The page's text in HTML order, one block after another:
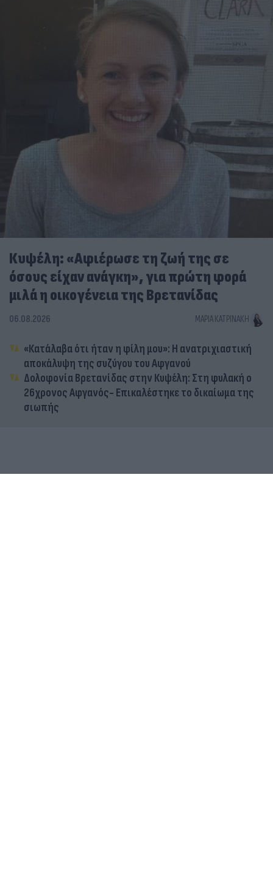
Κυψέλη: «Αφιέρωσε τη ζωή της σε
όσους είχαν ανάγκη», για πρώτη φορά
μιλά η οικογένεια της Βρετανίδας
06.08.2026 ΜΑΡΊΑ ΚΑΤΡΙΝΆΚΗ
«Κατάλαβα ότι ήταν η φίλη μου»: Η ανατριχιαστική
αποκάλυψη της συζύγου του Αφγανού
Δολοφονία Βρετανίδας στην Κυψέλη: Στη φυλακή ο
26χρονος Αφγανός- Επικαλέστηκε το δικαίωμα της
σιωπής